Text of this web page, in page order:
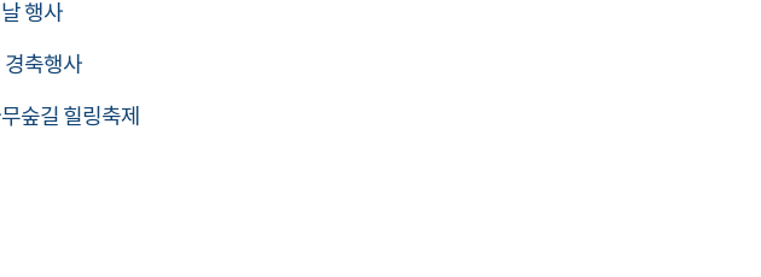
행사
경축행사
숲길 힐링축제